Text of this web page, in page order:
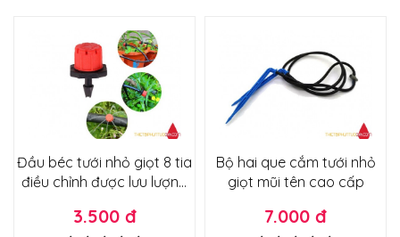
Đầu béc tưới nhỏ giọt 8 tia
điều chỉnh được lưu lượng
3.500 đ
Bộ hai que cắm tưới nhỏ
giọt mũi tên cao cấp
7.000 đ